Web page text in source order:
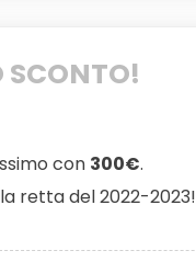
SCONTO!
con 300€.
retta del 2022-2023!